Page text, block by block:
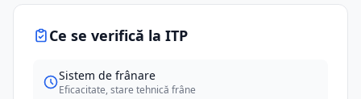
Ce se verifică la ITP
Sistem de frânare
Eficacitate, stare tehnică frâne